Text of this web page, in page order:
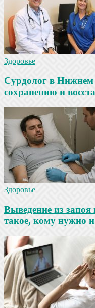
Здоровье
Сурдолог в
сохранению и
Здоровье
Выведение из
такое, кому нужно и